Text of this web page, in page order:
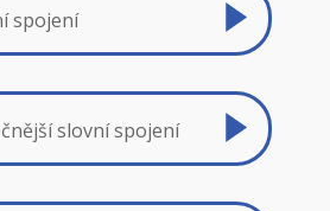
spojení
slovní spojení